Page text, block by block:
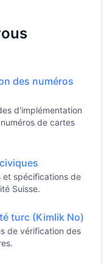
des numéros
d'implémentation
de cartes
et spécifications de
Suisse.
turc (Kimlik No)
de vérification des